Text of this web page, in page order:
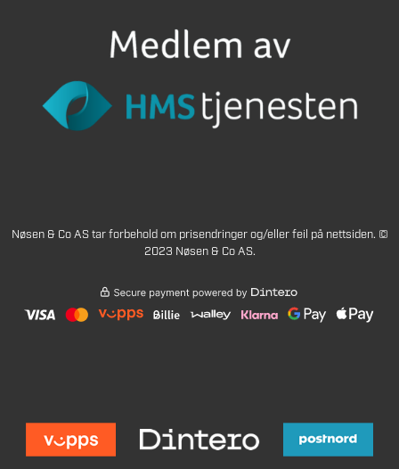
Nøsen & Co AS tar forbehold om prisendringer og/eller feil på nettsiden. ©
2023 Nøsen & Co AS.